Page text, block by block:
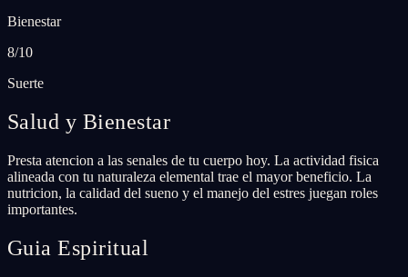
Bienestar
8/10
Suerte
Salud y Bienestar
Presta atencion a las senales de tu cuerpo hoy. La actividad fisica
alineada con tu naturaleza elemental trae el mayor beneficio. La
nutricion, la calidad del sueno y el manejo del estres juegan roles
importantes.
Guia Espiritual